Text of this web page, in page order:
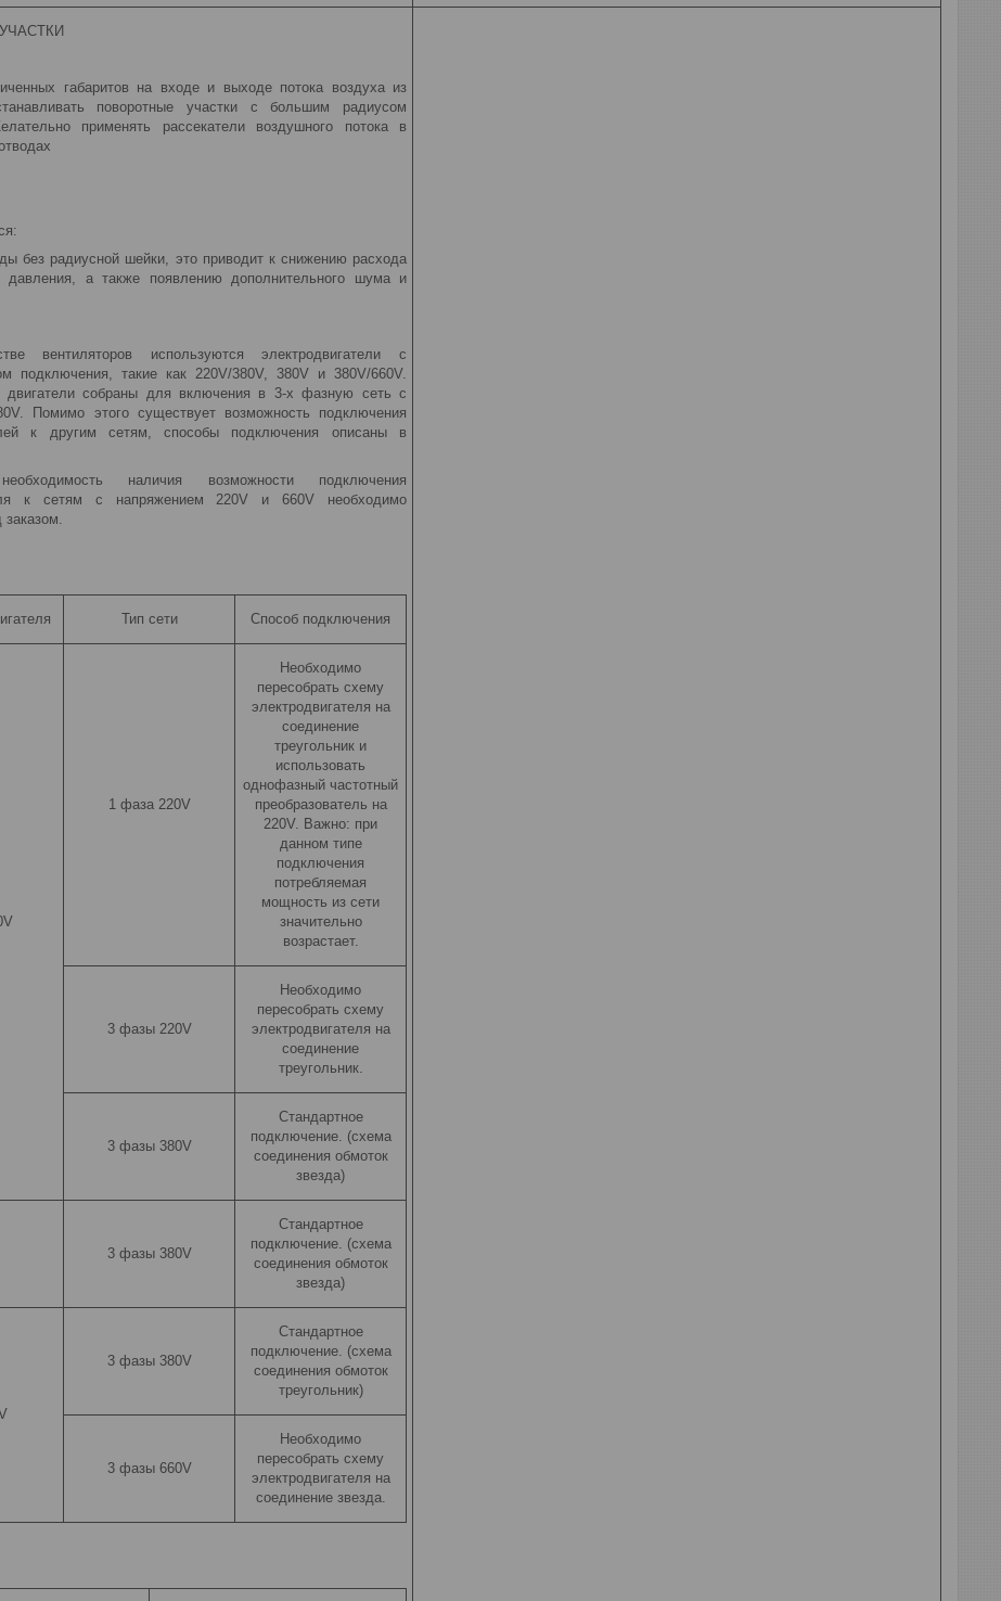
габаритов на входе и выходе потока воздуха из
поворотные участки с большим радиусом
применять рассекатели воздушного потока в
без радиусной шейки, это приводит к снижению расхода
давления, а также появлению дополнительного шума и
вентиляторов используются электродвигатели с
подключения, такие как 220V/380V, 380V и 380V/660V.
двигатели собраны для включения в 3-х фазную сеть с
Помимо этого существует возможность подключения
к другим сетям, способы подключения описаны в
наличия возможности подключения
к сетям с напряжением 220V и 660V необходимо
заказом.
Тип сети Способ подключения
1 фаза 220V
Необходимо
пересобрать схему
электродвигателя на
соединение
треугольник и
использовать
однофазный частотный
преобразователь на
220V. Важно: при
данном типе
подключения
потребляемая
мощность из сети
значительно
возрастает.
3 фазы 220V
Необходимо
пересобрать схему
электродвигателя на
соединение
треугольник.
3 фазы 380V
Стандартное
подключение. (схема
соединения обмоток
звезда)
3 фазы 380V
Стандартное
подключение. (схема
соединения обмоток
звезда)
3 фазы 380V
Стандартное
подключение. (схема
соединения обмоток
треугольник)
3 фазы 660V
Необходимо
пересобрать схему
электродвигателя на
соединение звезда.